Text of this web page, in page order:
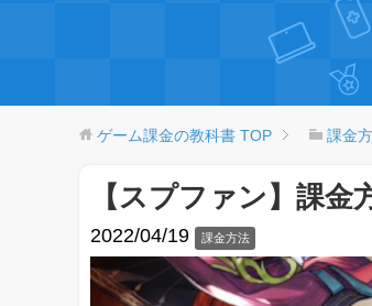
ゲーム課金の教科書 TOP 課金
【スプファン】課
2022/04/19 課金方法